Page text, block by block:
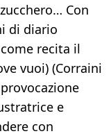
Con
di diario
recita il
vuoi) (Corraini
e
con